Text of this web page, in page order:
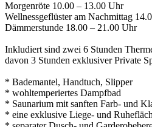
Morgenröte 10.00 – 13.00 Uhr
Wellnessgeflüster am Nachmittag
Dämmerstunde 18.00 – 21.00 Uhr
Inkludiert sind zwei 6 Stunden
davon 3 Stunden exklusiver Private
* Bademantel, Handtuch, Slipper
* wohltemperiertes Dampfbad
* Saunarium mit sanften Farb- und
* eine exklusive Liege- und